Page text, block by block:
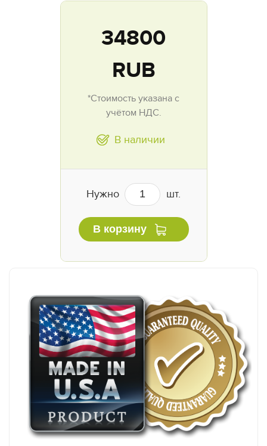
34800
RUB
*Стоимость указана с
учётом НДС.
В наличии
Нужно шт.
В корзину